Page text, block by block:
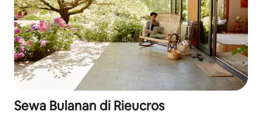
Sewa Bulanan di Rieucros